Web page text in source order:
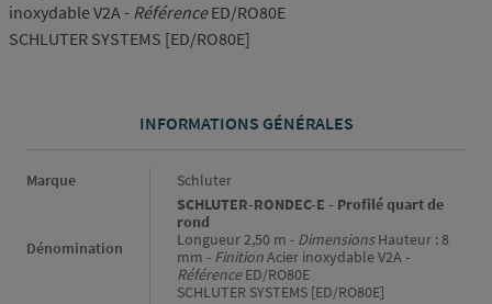
inoxydable V2A - RéférenceED/RO80E
SCHLUTER SYSTEMS [ED/RO80E]
INFORMATIONS GÉNÉRALES
Informations générales
Marque Schluter
Dénomination
SCHLUTER-RONDEC-E - Profilé quart de
rond
Longueur 2,50 m - DimensionsHauteur : 8
mm - FinitionAcier inoxydable V2A -
RéférenceED/RO80E
SCHLUTER SYSTEMS [ED/RO80E]